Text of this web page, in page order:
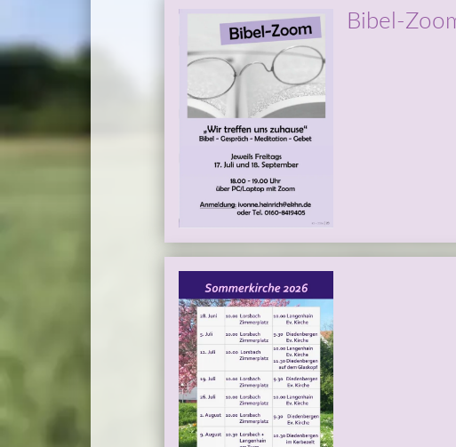
Bibel-